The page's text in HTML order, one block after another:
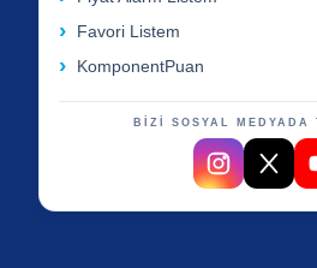
Favori Listem
KomponentPuan
BİZİ SOSYAL MEDYADA